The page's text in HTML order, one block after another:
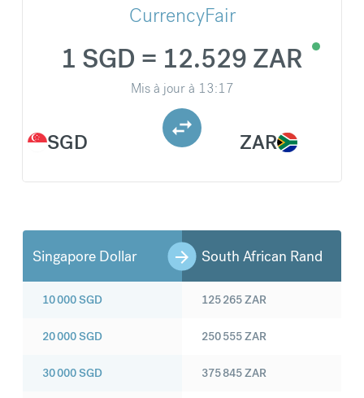
CurrencyFair
SGD
1 SGD = 12.529 ZAR
Mis à jour à 13:17
ZAR
Singapore Dollar South African Rand
10 000SGD
20 000SGD
30 000SGD
125 265ZAR
250 555ZAR
375 845ZAR